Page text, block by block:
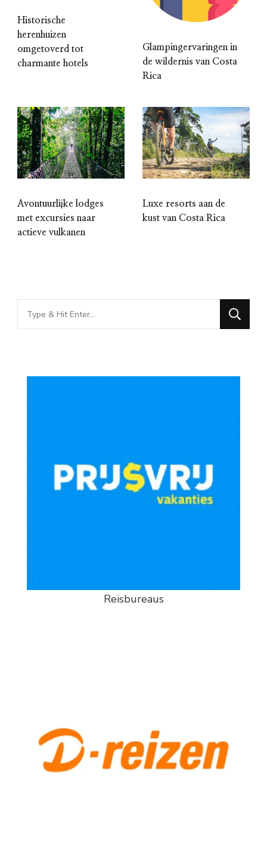
Historische
herenhuizen
omgetoverd tot
charmante hotels
Glampingervaringen in
de wildernis van Costa
Rica
Avontuurlijke lodges
met excursies naar
actieve vulkanen
Luxe resorts aan de
kust van Costa Rica
Looking
for
Reisbureaus